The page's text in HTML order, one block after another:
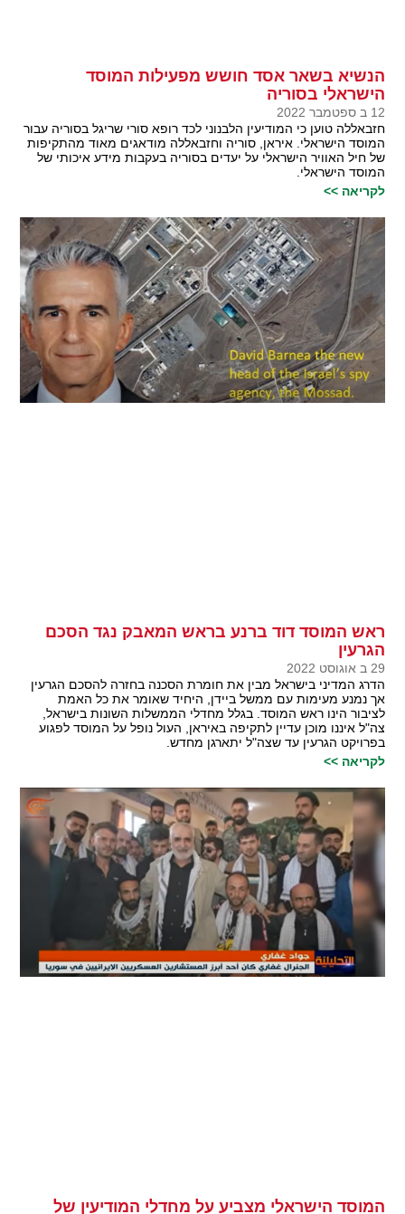
הנשיא בשאר אסד חושש מפעילות המוסד
הישראלי בסוריה
12 ב ספטמבר 2022
חזבאללה טוען כי המודיעין הלבנוני לכד רופא סורי שריגל בסוריה עבור
המוסד הישראלי. איראן, סוריה וחזבאללה מודאגים מאוד מהתקיפות
של חיל האוויר הישראלי על יעדים בסוריה בעקבות מידע איכותי של
המוסד הישראלי.
לקריאה >>
ראש המוסד דוד ברנע בראש המאבק נגד הסכם
הגרעין
29 ב אוגוסט 2022
הדרג המדיני בישראל מבין את חומרת הסכנה בחזרה להסכם הגרעין
אך נמנע מעימות עם ממשל ביידן, היחיד שאומר את כל האמת
לציבור הינו ראש המוסד. בגלל מחדלי הממשלות השונות בישראל,
צה"ל איננו מוכן עדיין לתקיפה באיראן, העול נופל על המוסד לפגוע
בפרויקט הגרעין עד שצה"ל יתארגן מחדש.
לקריאה >>
המוסד הישראלי מצביע על מחדלי המודיעין של